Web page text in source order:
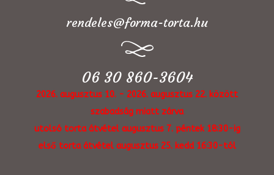
rendeles@forma-torta.hu
06 30 860-3604
2026. augusztus 10. - 2026. augusztus 22. között
szabadság miatt zárva
utolsó torta átvétel augusztus 7. péntek 18:30-ig
első torta átvétel augusztus 25. kedd 16:30-tól